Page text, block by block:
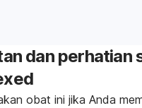
dan perhatian
obat ini jika Anda